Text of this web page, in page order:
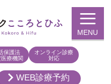
保護法
療機関
オンライン診療
対応
WEB診療予約